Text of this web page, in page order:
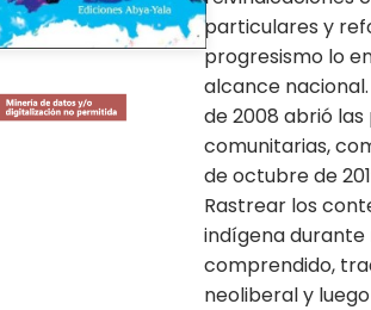
particulares y
progresismo lo
alcance
de 2008 abrió
comunitarias,
de octubre de
Rastrear los
indígena durante
comprendido,
neoliberal y